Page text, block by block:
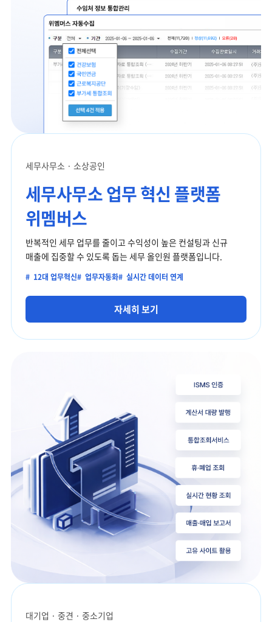
세무사무소 · 소상공인
세무사무소업무 혁신 플랫폼
위멤버스
반복적인 세무 업무를 줄이고 수익성이 높은 컨설팅과 신규
매출에 집중할 수 있도록 돕는 세무 올인원 플랫폼입니다.
# 12대 업무혁신# 업무자동화# 실시간 데이터 연계
자세히 보기
대기업 · 중견 · 중소기업